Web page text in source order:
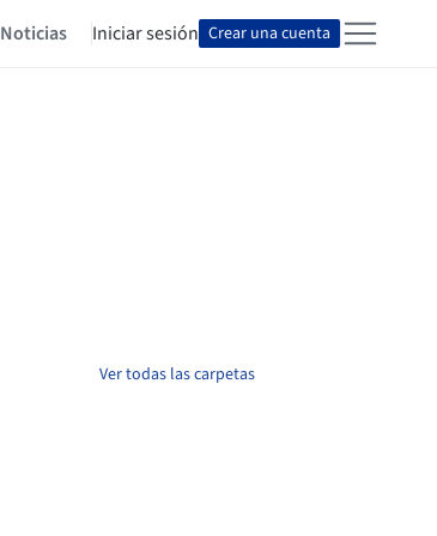
Noticias Iniciar sesión Crear una cuenta
Ver todas las carpetas